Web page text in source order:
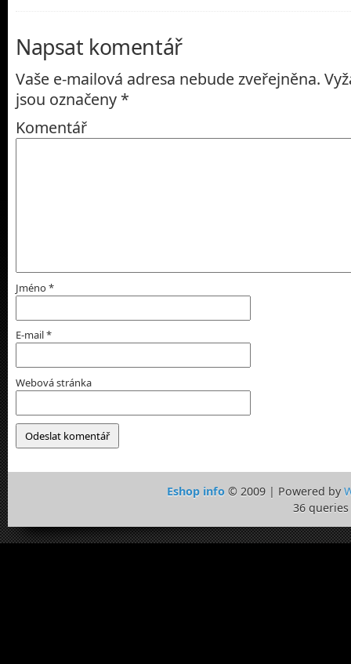
Napsat komentář
Vaše e-mailová adresa nebude zveřejněna.
jsou označeny *
Komentář
Jméno*
E-mail*
Webová stránka
Eshop info© 2009 | Powered by
36 queries